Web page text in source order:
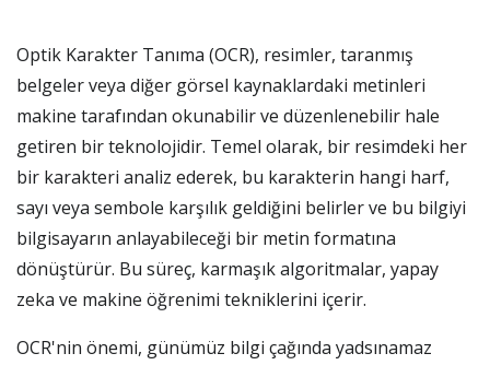
Optik Karakter Tanıma (OCR), resimler, taranmış
belgeler veya diğer görsel kaynaklardaki metinleri
makine tarafından okunabilir ve düzenlenebilir hale
getiren bir teknolojidir. Temel olarak, bir resimdeki her
bir karakteri analiz ederek, bu karakterin hangi harf,
sayı veya sembole karşılık geldiğini belirler ve bu bilgiyi
bilgisayarın anlayabileceği bir metin formatına
dönüştürür. Bu süreç, karmaşık algoritmalar, yapay
zeka ve makine öğrenimi tekniklerini içerir.
OCR'nin önemi, günümüz bilgi çağında yadsınamaz